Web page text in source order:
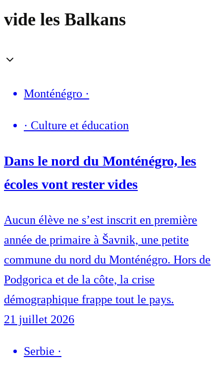
vide les Balkans
Monténégro ·
· Culture et éducation
Dans le nord du Monténégro, les
écoles vont rester vides
Aucun élève ne s’est inscrit en première
année de primaire à Šavnik, une petite
commune du nord du Monténégro. Hors de
Podgorica et de la côte, la crise
démographique frappe tout le pays.
21 juillet 2026
Serbie ·